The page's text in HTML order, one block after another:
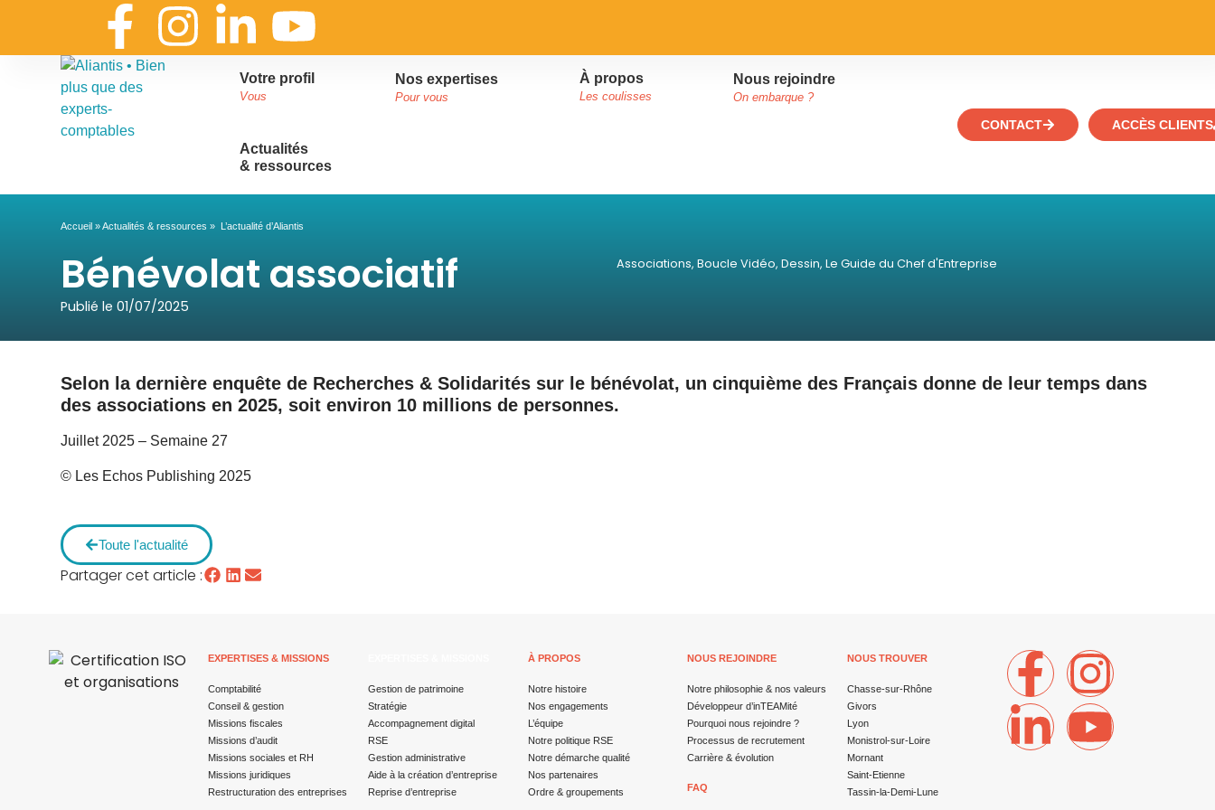
Votre profil
Vous
Nos expertises
Pour vous
À propos
Les coulisses
Nous rejoindre
On embarque ?
Actualités
& ressources
CONTACT ACCÈS CLIENTS
Accueil »Actualités & ressources » L’actualité d’Aliantis
Bénévolat associatif
Publié le01/07/2025
Associations, Boucle Vidéo, Dessin, Le Guide du Chef d'Entreprise
Selon la dernière enquête de Recherches & Solidarités sur le bénévolat, un cinquième des Français donne de leur temps dans
des associations en 2025, soit environ 10 millions de personnes.
Juillet 2025 – Semaine 27
© Les Echos Publishing 2025
Toute l'actualité
Partager cet article :
EXPERTISES & MISSIONS
Comptabilité
Conseil & gestion
Missions fiscales
Missions d’audit
Missions sociales et RH
Missions juridiques
Restructuration des entreprises
Gestion de patrimoine
Stratégie
Accompagnement digital
RSE
Gestion administrative
Aide à la création d’entreprise
Reprise d’entreprise
À PROPOS
Notre histoire
Nos engagements
L’équipe
Notre politique RSE
Notre démarche qualité
Nos partenaires
Ordre & groupements
NOUS REJOINDRE
Notre philosophie & nos valeurs
Développeur d’inTEAMité
Pourquoi nous rejoindre ?
Processus de recrutement
Carrière & évolution
FAQ
NOUS TROUVER
Chasse-sur-Rhône
Givors
Lyon
Monistrol-sur-Loire
Mornant
Saint-Etienne
Tassin-la-Demi-Lune